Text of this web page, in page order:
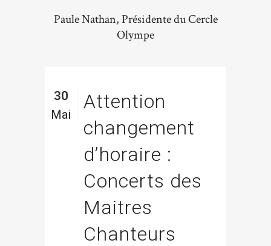
Paule Nathan, Présidente du Cercle
Olympe
30
Mai
Attention
changement
d’horaire :
Concerts des
Maitres
Chanteurs